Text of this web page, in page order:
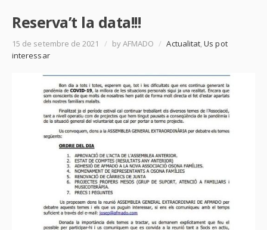
Reserva’t la data!!!
15 de setembre de 2021 / by AFMADO / Actualitat,Us pot
interessar